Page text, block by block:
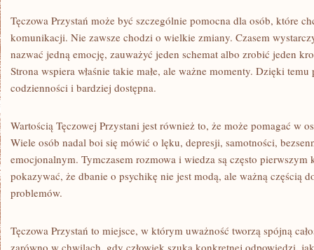
Tęczowa Przystań może być szczególnie pomocna dla osób, które
komunikacji. Nie zawsze chodzi o wielkie zmiany. Czasem
nazwać jedną emocję, zauważyć jeden schemat albo zrobić jeden
Strona wspiera właśnie takie małe, ale ważne momenty. Dzięki
codzienności i bardziej dostępna.
Wartością Tęczowej Przystani jest również to, że może pomagać w
Wiele osób nadal boi się mówić o lęku, depresji, samotności,
emocjonalnym. Tymczasem rozmowa i wiedza są często
pokazywać, że dbanie o psychikę nie jest modą, ale ważną częścią
problemów.
Tęczowa Przystań to miejsce, w którym uważność tworzą spójną
zarówno w chwilach, gdy człowiek szuka konkretnej odpowiedzi,